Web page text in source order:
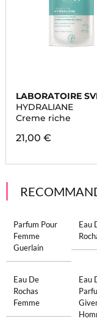
LABORATOIRE
HYDRALIANE
Creme riche
21,00 €
Parfum Pour
Femme
Guerlain
Eau
Eau De
Rochas
Femme
Eau